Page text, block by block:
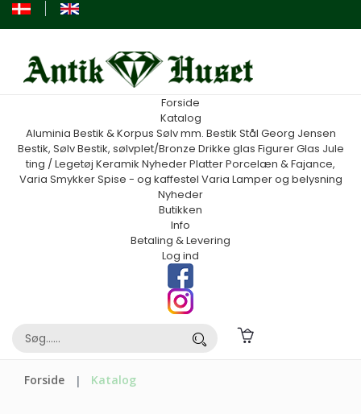
Forside
Katalog
Aluminia Bestik & Korpus Sølv mm. Bestik Stål Georg Jensen
Bestik, SølvBestik, sølvplet/Bronze Drikke glas FigurerGlas Jule
ting / Legetøj Keramik NyhederPlatterPorcelæn & Fajance,
Varia SmykkerSpise - og kaffestel Varia Lamper og belysning
Nyheder
Butikken
Info
Betaling & Levering
Log ind
Forside Katalog